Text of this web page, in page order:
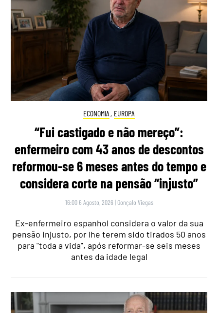
ECONOMIA , EUROPA
“Fui castigado e não mereço”:
enfermeiro com 43 anos de descontos
reformou-se 6 meses antes do tempo e
considera corte na pensão “injusto”
16:00 6 Agosto, 2026 | Gonçalo Viegas
Ex-enfermeiro espanhol considera o valor da sua
pensão injusto, por lhe terem sido tirados 50 anos
para "toda a vida", após reformar-se seis meses
antes da idade legal